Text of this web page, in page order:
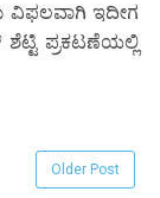
ವಿಫಲವಾಗಿ ಇದೀಗ
ಶೆಟ್ಟಿ ಪ್ರಕಟಣೆಯಲ್ಲಿ
Older Post